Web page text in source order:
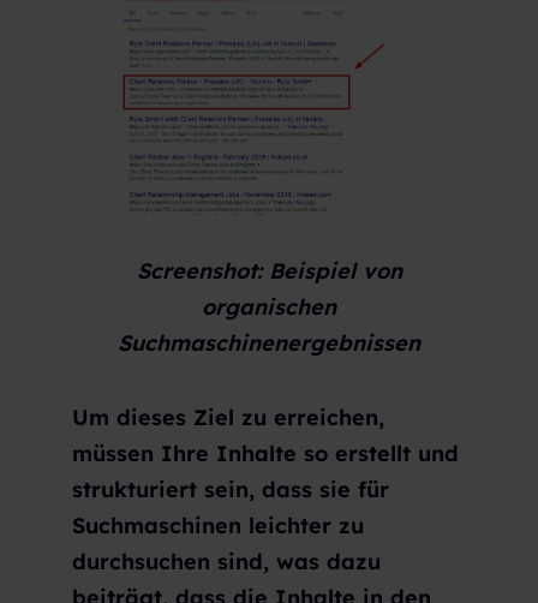
Screenshot: Beispiel von
organischen
Suchmaschinenergebnissen
Um dieses Ziel zu erreichen,
müssen Ihre Inhalte so erstellt und
strukturiert sein, dass sie für
Suchmaschinen leichter zu
durchsuchen sind, was dazu